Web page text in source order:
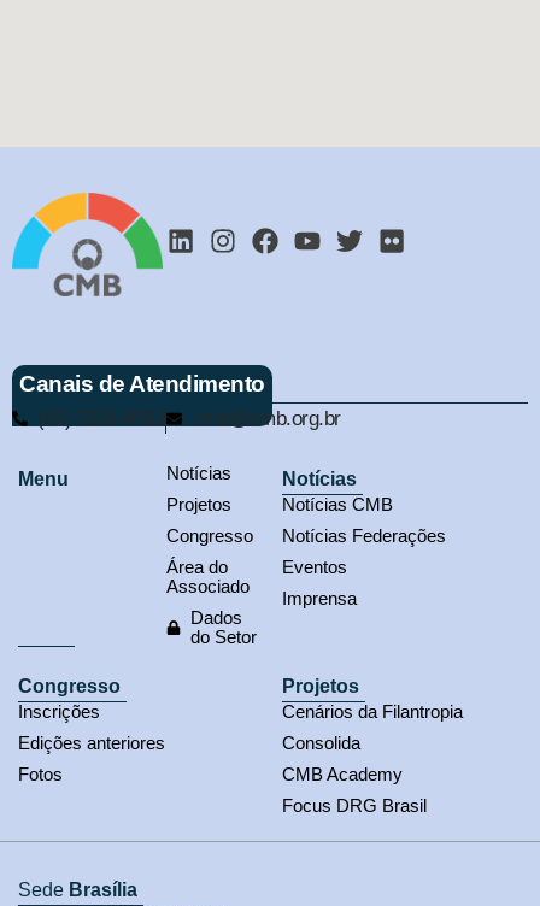
Canais de Atendimento
(61) 3321-9563 cmb@cmb.org.br
Menu
Notícias
Projetos
Congresso
Área do
Associado
Dados
do Setor
Notícias
Notícias CMB
Notícias Federações
Eventos
Imprensa
Congresso
Inscrições
Edições anteriores
Fotos
Projetos
Cenários da Filantropia
Consolida
CMB Academy
Focus DRG Brasil
Sede Brasília